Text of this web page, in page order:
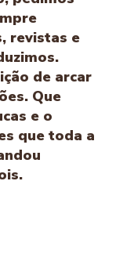
revistas e
de arcar
Que
e o
que toda a